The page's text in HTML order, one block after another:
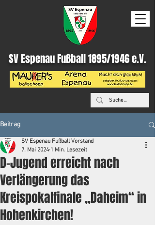
SV Espenau Fußball 1895/1946 e.V.
Beitrag
D-Jugend erreicht nach
Verlängerung das
Kreispokalfinale „Daheim“ in
Hohenkirchen!
SV Espenau Fußball Vorstand
7. Mai 2024 1 Min. Lesezeit